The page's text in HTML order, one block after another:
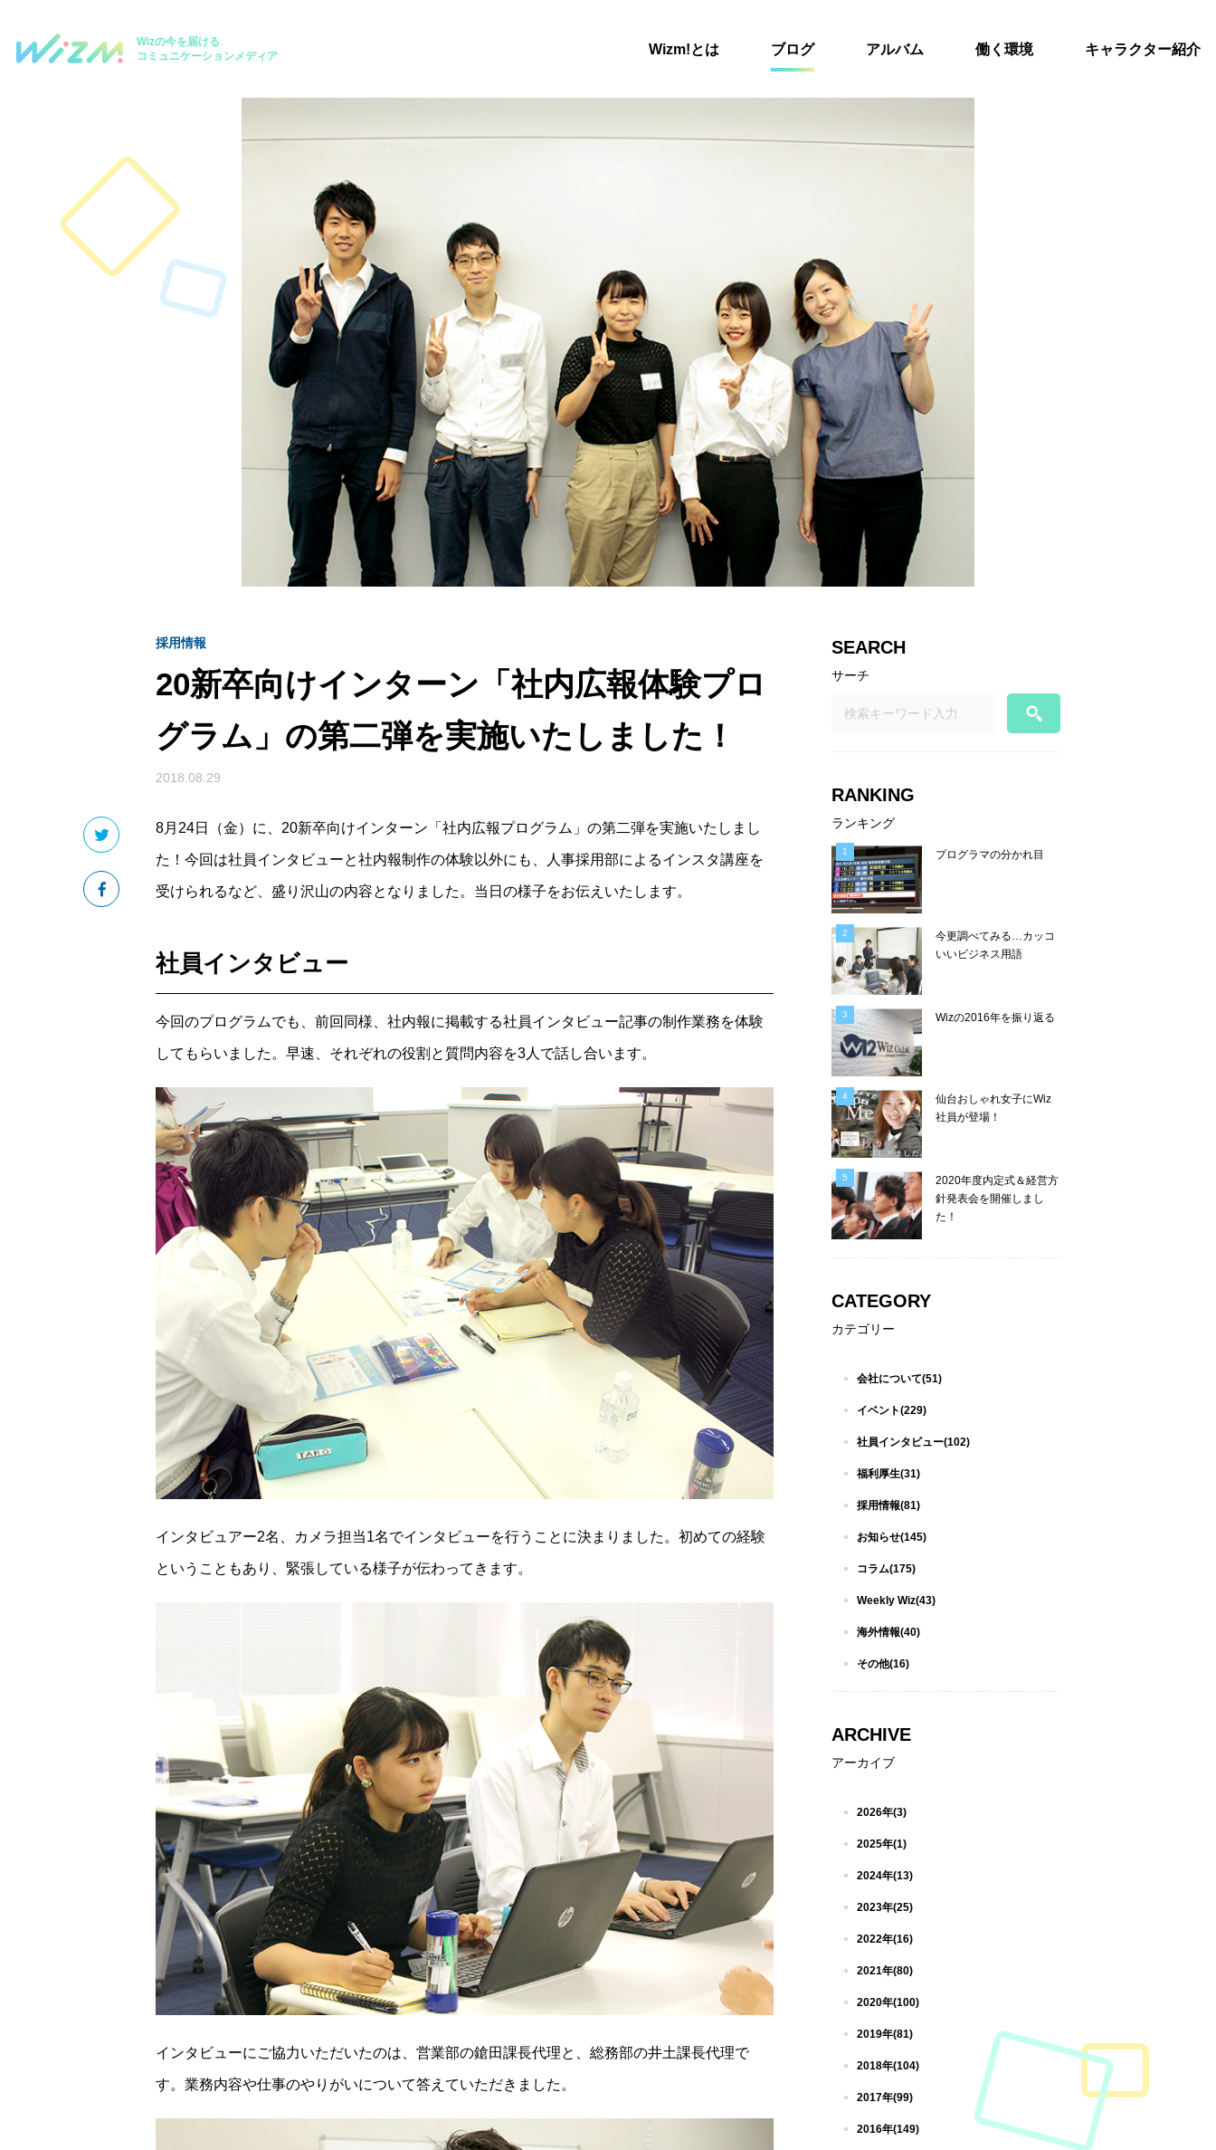
Wizの今を届ける
コミュニケーションメディア
Wizm!とは ブログ アルバム 働く環境 キャラクター紹介
採用情報
20新卒向けインターン「社内広報体験プロ
グラム」の第二弾を実施いたしました！
2018.08.29
8月24日（金）に、20新卒向けインターン「社内広報プログラム」の第二弾を実施いたしまし
た！今回は社員インタビューと社内報制作の体験以外にも、人事採用部によるインスタ講座を
受けられるなど、盛り沢山の内容となりました。当日の様子をお伝えいたします。
社員インタビュー
今回のプログラムでも、前回同様、社内報に掲載する社員インタビュー記事の制作業務を体験
してもらいました。早速、それぞれの役割と質問内容を3人で話し合います。
インタビュアー2名、カメラ担当1名でインタビューを行うことに決まりました。初めての経験
ということもあり、緊張している様子が伝わってきます。
インタビューにご協力いただいたのは、営業部の鎗田課長代理と、総務部の井土課長代理で
す。業務内容や仕事のやりがいについて答えていただきました。
SEARCH
サーチ
RANKING
ランキング
プログラマの分かれ目
今更調べてみる…カッコ
いいビジネス用語
Wizの2016年を振り返る
仙台おしゃれ女子にWiz
社員が登場！
2020年度内定式＆経営方
針発表会を開催しまし
た！
CATEGORY
カテゴリー
会社について(51)
イベント(229)
社員インタビュー(102)
福利厚生(31)
採用情報(81)
お知らせ(145)
コラム(175)
Weekly Wiz(43)
海外情報(40)
その他(16)
ARCHIVE
アーカイブ
2026年(3)
2025年(1)
2024年(13)
2023年(25)
2022年(16)
2021年(80)
2020年(100)
2019年(81)
2018年(104)
2017年(99)
2016年(149)